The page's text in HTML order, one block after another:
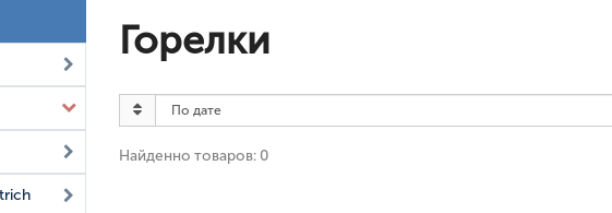
Горелки
Найденно товаров: 0